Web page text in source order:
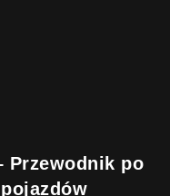
Przewodnik po